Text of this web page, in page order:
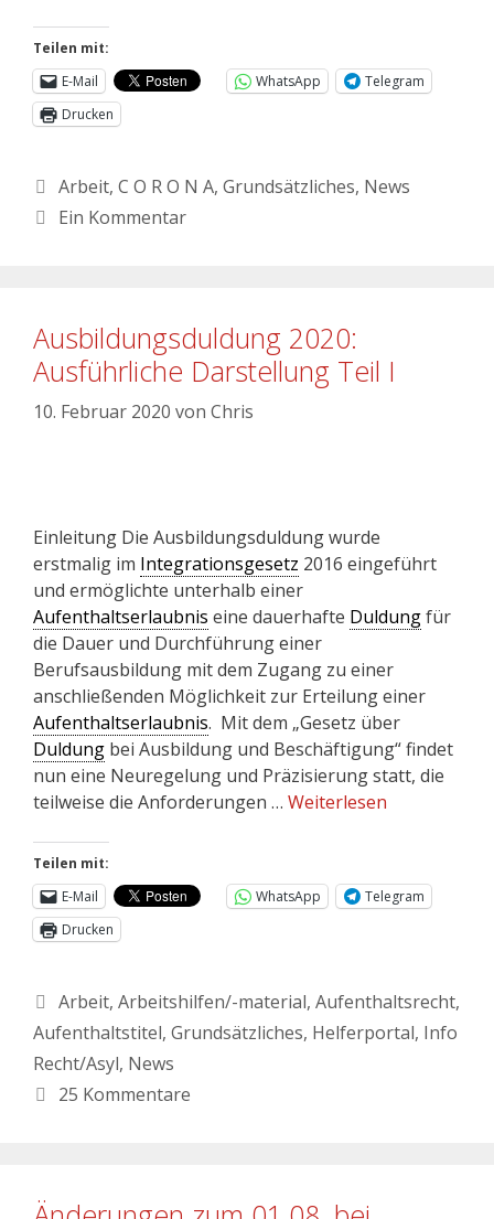
Teilen mit:
E-Mail
WhatsApp
Telegram
Drucken
Arbeit, C O R O N A, Grundsätzliches, News
Ein Kommentar
Ausbildungsduldung 2020:
Ausführliche Darstellung Teil I
10. Februar 2020 von Chris
Einleitung Die Ausbildungsduldung wurde
erstmalig im Integrationsgesetz 2016 eingeführt
und ermöglichte unterhalb einer
Aufenthaltserlaubnis eine dauerhafte Duldungfür
die Dauer und Durchführung einer
Berufsausbildung mit dem Zugang zu einer
anschließenden Möglichkeit zur Erteilung einer
Aufenthaltserlaubnis. Mit dem „Gesetz über
Duldung bei Ausbildung und Beschäftigung“ findet
nun eine Neuregelung und Präzisierung statt, die
teilweise die Anforderungen … Weiterlesen
Teilen mit:
E-Mail
WhatsApp
Telegram
Drucken
Arbeit, Arbeitshilfen/-material, Aufenthaltsrecht,
Aufenthaltstitel, Grundsätzliches, Helferportal, Info
Recht/Asyl, News
25 Kommentare